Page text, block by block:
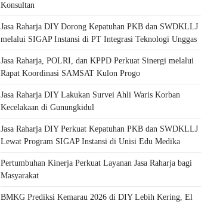
Konsultan
Jasa Raharja DIY Dorong Kepatuhan PKB dan SWDKLLJ
melalui SIGAP Instansi di PT Integrasi Teknologi Unggas
Jasa Raharja, POLRI, dan KPPD Perkuat Sinergi melalui
Rapat Koordinasi SAMSAT Kulon Progo
Jasa Raharja DIY Lakukan Survei Ahli Waris Korban
Kecelakaan di Gunungkidul
Jasa Raharja DIY Perkuat Kepatuhan PKB dan SWDKLLJ
Lewat Program SIGAP Instansi di Unisi Edu Medika
Pertumbuhan Kinerja Perkuat Layanan Jasa Raharja bagi
Masyarakat
BMKG Prediksi Kemarau 2026 di DIY Lebih Kering, El